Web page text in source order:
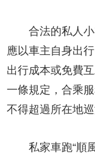
合法的私人小
應以車主自身出
出行成本或免費
一條規定，合乘
不得超過所在地
私家車跑“順風